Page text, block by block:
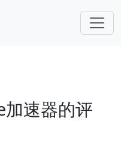
速器的评